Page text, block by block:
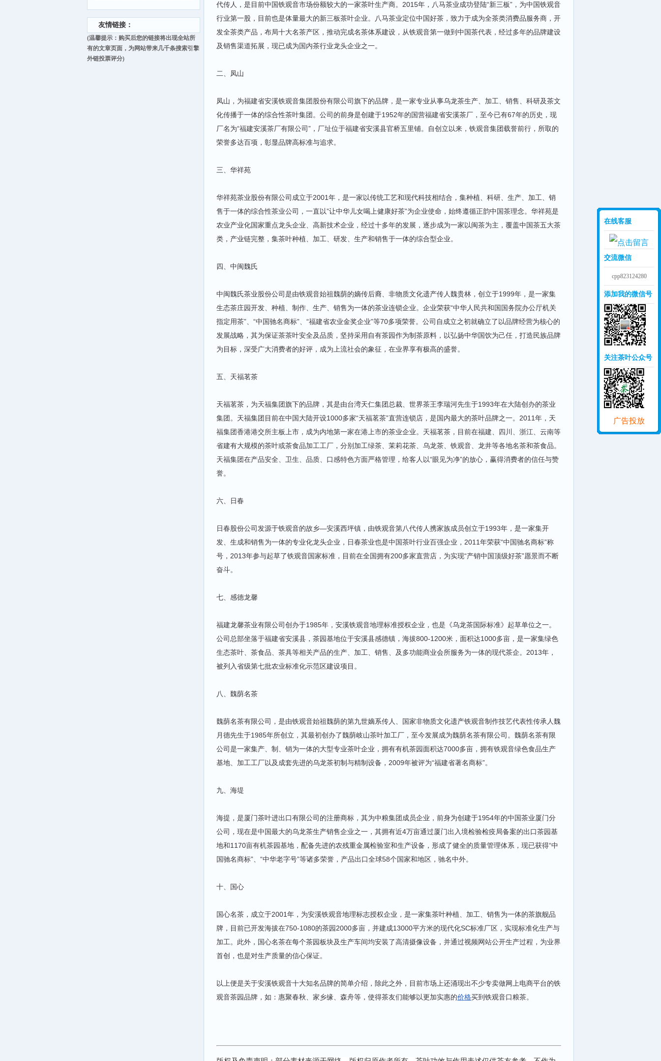
友情链接：
(温馨提示：购买后您的链接将出现全站所
有的文章页面，为网站带来几千条搜索引擎
外链投票评分)
代传人，是目前中国铁观音市场份额较大的一家茶叶生产商。2015年，八马茶业成功登陆“新三板”，为中国铁观音
行业第一股，目前也是体量最大的新三板茶叶企业。八马茶业定位中国好茶，致力于成为全茶类消费品服务商，开
发全茶类产品，布局十大名茶产区，推动完成名茶体系建设，从铁观音第一做到中国茶代表，经过多年的品牌建设
及销售渠道拓展，现已成为国内茶行业龙头企业之一。
二、凤山
凤山，为福建省安溪铁观音集团股份有限公司旗下的品牌，是一家专业从事乌龙茶生产、加工、销售、科研及茶文
化传播于一体的综合性茶叶集团。公司的前身是创建于1952年的国营福建省安溪茶厂，至今已有67年的历史，现
厂名为“福建安溪茶厂有限公司”，厂址位于福建省安溪县官桥五里铺。自创立以来，铁观音集团载誉前行，所取的
荣誉多达百项，彰显品牌高标准与追求。
三、华祥苑
华祥苑茶业股份有限公司成立于2001年，是一家以传统工艺和现代科技相结合，集种植、科研、生产、加工、销
售于一体的综合性茶业公司，一直以”让中华儿女喝上健康好茶”为企业使命，始终遵循正韵中国茶理念。华祥苑是
农业产业化国家重点龙头企业、高新技术企业，经过十多年的发展，逐步成为一家以闽茶为主，覆盖中国茶五大茶
类，产业链完整，集茶叶种植、加工、研发、生产和销售于一体的综合型企业。
四、中闽魏氏
中闽魏氏茶业股份公司是由铁观音始祖魏荫的嫡传后裔、非物质文化遗产传人魏贵林，创立于1999年，是一家集
生态茶庄园开发、种植、制作、生产、销售为一体的茶业连锁企业。企业荣获“中华人民共和国国务院办公厅机关
指定用茶”、“中国驰名商标”、“福建省农业金奖企业”等70多项荣誉。公司自成立之初就确立了以品牌经营为核心的
发展战略，其为保证茶茶叶安全及品质，坚持采用自有茶园作为制茶原料，以弘扬中华国饮为己任，打造民族品牌
为目标，深受广大消费者的好评，成为上流社会的象征，在业界享有极高的盛誉。
五、天福茗茶
天福茗茶，为天福集团旗下的品牌，其是由台湾天仁集团总裁、世界茶王李瑞河先生于1993年在大陆创办的茶业
集团。天福集团目前在中国大陆开设1000多家“天福茗茶”直营连锁店，是国内最大的茶叶品牌之一。2011年，天
福集团香港港交所主板上市，成为内地第一家在港上市的茶业企业。天福茗茶，目前在福建、四川、浙江、云南等
省建有大规模的茶叶或茶食品加工工厂，分别加工绿茶、茉莉花茶、乌龙茶、铁观音、龙井等各地名茶和茶食品。
天福集团在产品安全、卫生、品质、口感特色方面严格管理，给客人以“眼见为净”的放心，赢得消费者的信任与赞
誉。
六、日春
日春股份公司发源于铁观音的故乡—安溪西坪镇，由铁观音第八代传人携家族成员创立于1993年，是一家集开
发、生成和销售为一体的专业化龙头企业，日春茶业也是中国茶叶行业百强企业，2011年荣获“中国驰名商标”称
号，2013年参与起草了铁观音国家标准，目前在全国拥有200多家直营店，为实现“产销中国顶级好茶”愿景而不断
奋斗。
七、感德龙馨
福建龙馨茶业有限公司创办于1985年，安溪铁观音地理标准授权企业，也是《乌龙茶国际标准》起草单位之一。
公司总部坐落于福建省安溪县，茶园基地位于安溪县感德镇，海拔800-1200米，面积达1000多亩，是一家集绿色
生态茶叶、茶食品、茶具等相关产品的生产、加工、销售、及多功能商业会所服务为一体的现代茶企。2013年，
被列入省级第七批农业标准化示范区建设项目。
八、魏荫名茶
魏荫名茶有限公司，是由铁观音始祖魏荫的第九世嫡系传人、国家非物质文化遗产铁观音制作技艺代表性传承人魏
月德先生于1985年所创立，其最初创办了魏荫岐山茶叶加工厂，至今发展成为魏荫名茶有限公司。魏荫名茶有限
公司是一家集产、制、销为一体的大型专业茶叶企业，拥有有机茶园面积达7000多亩，拥有铁观音绿色食品生产
基地、加工工厂以及成套先进的乌龙茶初制与精制设备，2009年被评为“福建省著名商标”。
九、海堤
海提，是厦门茶叶进出口有限公司的注册商标，其为中粮集团成员企业，前身为创建于1954年的中国茶业厦门分
公司，现在是中国最大的乌龙茶生产销售企业之一，其拥有近4万亩通过厦门出入境检验检疫局备案的出口茶园基
地和1170亩有机茶园基地，配备先进的农残重金属检验室和生产设备，形成了健全的质量管理体系，现已获得“中
国驰名商标”、“中华老字号”等诸多荣誉，产品出口全球58个国家和地区，驰名中外。
十、国心
国心名茶，成立于2001年，为安溪铁观音地理标志授权企业，是一家集茶叶种植、加工、销售为一体的茶旗舰品
牌，目前已开发海拔在750-1080的茶园2000多亩，并建成13000平方米的现代化SC标准厂区，实现标准化生产与
加工。此外，国心名茶在每个茶园板块及生产车间均安装了高清摄像设备，并通过视频网站公开生产过程，为业界
首创，也是对生产质量的信心保证。
以上便是关于安溪铁观音十大知名品牌的简单介绍，除此之外，目前市场上还涌现出不少专卖做网上电商平台的铁
观音茶园品牌，如：惠聚春秋、家乡缘、森舟等，使得茶友们能够以更加实惠的价格买到铁观音口粮茶。
在线客服
交流微信
cpp823124280
添加我的微信号
关注茶叶公众号
广告投放